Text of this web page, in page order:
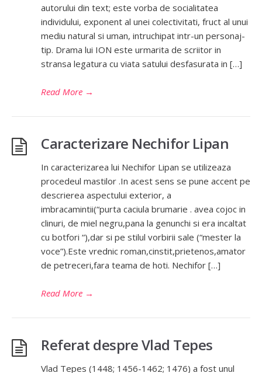
autorului din text; este vorba de socialitatea
individului, exponent al unei colectivitati, fruct al unui
mediu natural si uman, intruchipat intr-un personaj-
tip. Drama lui ION este urmarita de scriitor in
stransa legatura cu viata satului desfasurata in […]
Read More →
Caracterizare Nechifor Lipan
In caracterizarea lui Nechifor Lipan se utilizeaza
procedeul mastilor .In acest sens se pune accent pe
descrierea aspectului exterior, a
imbracamintii(“purta caciula brumarie . avea cojoc in
clinuri, de miel negru,pana la genunchi si era incaltat
cu botfori “),dar si pe stilul vorbirii sale (“mester la
voce”).Este vrednic roman,cinstit,prietenos,amator
de petreceri,fara teama de hoti. Nechifor […]
Read More →
Referat despre Vlad Tepes
Vlad Tepes (1448; 1456-1462; 1476) a fost unul